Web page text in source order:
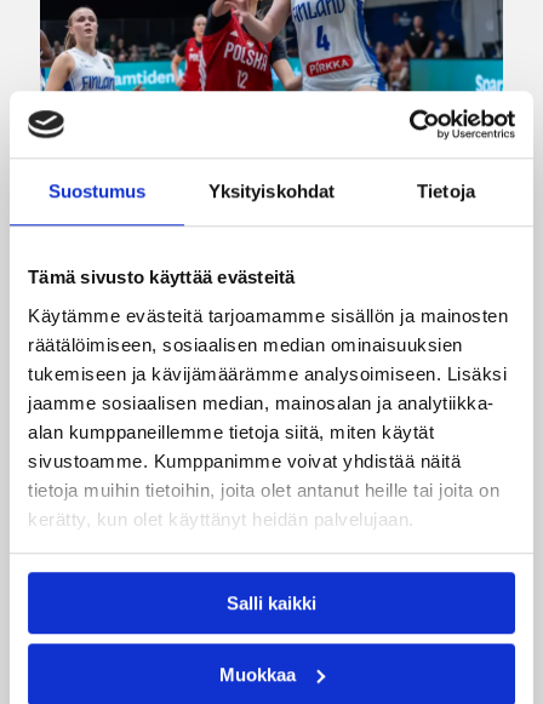
Suostumus Yksityiskohdat Tietoja
Tämä sivusto käyttää evästeitä
Käytämme evästeitä tarjoamamme sisällön ja mainosten
räätälöimiseen, sosiaalisen median ominaisuuksien
tukemiseen ja kävijämäärämme analysoimiseen. Lisäksi
jaamme sosiaalisen median, mainosalan ja analytiikka-
alan kumppaneillemme tietoja siitä, miten käytät
sivustoamme. Kumppanimme voivat yhdistää näitä
tietoja muihin tietoihin, joita olet antanut heille tai joita on
kerätty, kun olet käyttänyt heidän palvelujaan.
Salli kaikki
Muokkaa
Suomen 18-vuotiaat tytöt
taistelivat Puolan nurin – EM-
välieräpaikka varmistui
Suomen 18-vuotiaiden tyttöjen maajoukkue
jatkoi vahvaa kesäänsä kaatamalla Puolan EM-
kisojen puolivälierässä 78–63. Voitto vei
Sudenpennut Euroopan neljän parhaan
joukkoon sekä varmisti paikan ensi kesän alle
19-vuotiaiden MM-kisoihin Kiinassa.